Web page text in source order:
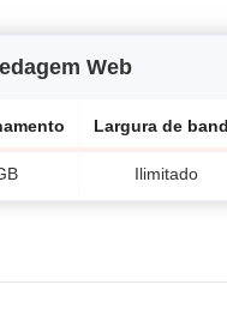
Web
Largura de
Ilimitado